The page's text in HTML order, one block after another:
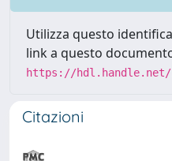
Utilizza questo
link a questo
https://hdl.handle.net/
Citazioni